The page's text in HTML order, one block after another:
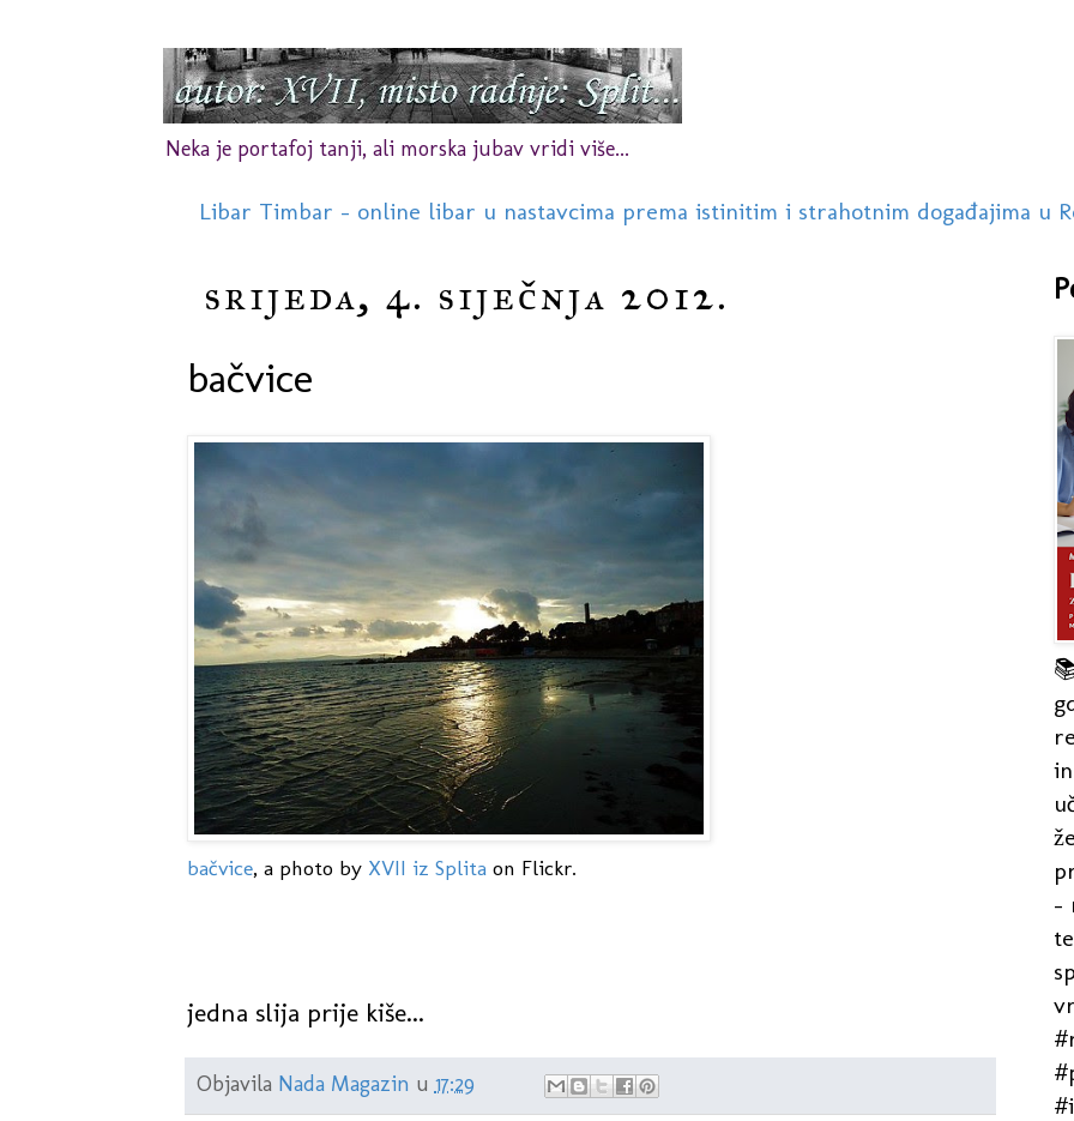
Neka je portafoj tanji, ali morska jubav vridi više...
Libar Timbar - online libar u nastavcima prema istinitim i strahotnim događajima u
srijeda, 4. siječnja 2012.
bačvice
bačvice, a photo by XVII iz Splitaon Flickr.
jedna slija prije kiše...
Objavila Nada Magazin u 17:29
-